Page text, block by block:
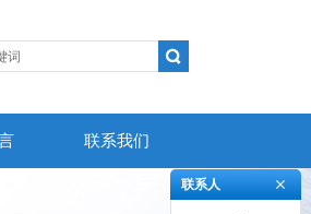
联系我们
联系人